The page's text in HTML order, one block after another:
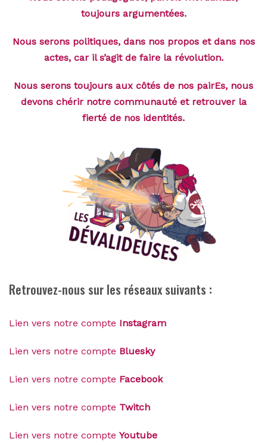
toujours argumentées.
Nous serons politiques, dans nos propos et dans nos
actes, car il s’agit de faire la révolution.
Nous serons toujours aux côtés de nos pairEs, nous
devons chérir notre communauté et retrouver la
fierté de nos identités.
Retrouvez-nous sur les réseaux suivants :
Lien vers notre compte Instagram
Lien vers notre compte Bluesky
Lien vers notre compte Facebook
Lien vers notre compte Twitch
Lien vers notre compte Youtube